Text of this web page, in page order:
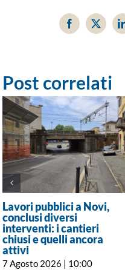
Facebook
X
Post correlati
Lavori pubblici a Novi,
conclusi diversi
interventi: i cantieri
chiusi e quelli ancora
attivi
7 Agosto 2026 | 10:00